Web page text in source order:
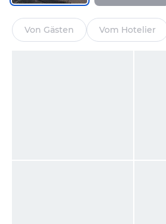
Von Gästen Vom Hotelier